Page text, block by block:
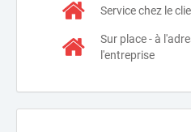
Service chez le
Sur place - à
l'entreprise